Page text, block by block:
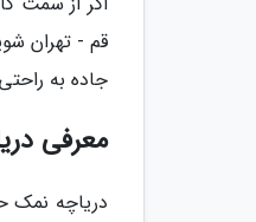
جاده به
معرفی